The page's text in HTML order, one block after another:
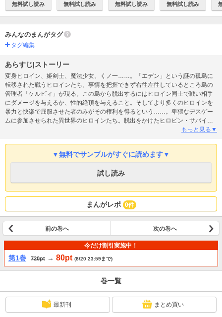
無料試し読み 無料試し読み 無料試し読み 無料試し読み
みんなのまんがタグ
タグ編集
あらすじ|ストーリー
変身ヒロイン、姫剣士、魔法少女、くノ一……。「エデン」という謎の孤島に
転移された戦うヒロインたち。事情を把握できず右往左往しているところ島の
管理者「ケルビィ」が現る。この島から脱出するにはヒロイン同士で戦い相手
にダメージを与えるか、性的絶頂を与えること。そしてより多くのヒロインを
暴力と快楽で屈服させた者のみがその権利を得るという……。卑猥なデスゲー
ムに参加させられた異世界のヒロインたち。脱出をかけたヒロピン・サバイバ
ルが今始まる！【単行本版特典】コミックヴァルキリーWeb版にて連載中の
サービスシーン満載のちょっとエッチな漫画です！
もっと見る▼
▼無料でサンプルがすぐに読めます▼
試し読み
まんがレポ 0件
前の巻へ 次の巻へ
今だけ割引実施中！
第1巻 720pt → 80pt (8/20 23:59まで)
巻一覧
最新刊 まとめ買い